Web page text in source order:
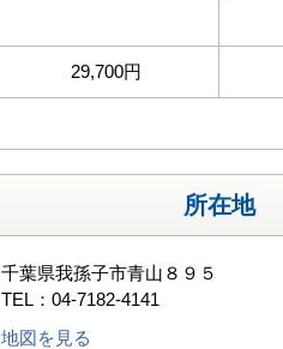
29,700円
所在地
千葉県我孫子市青山８９５
TEL：04-7182-4141
地図を見る